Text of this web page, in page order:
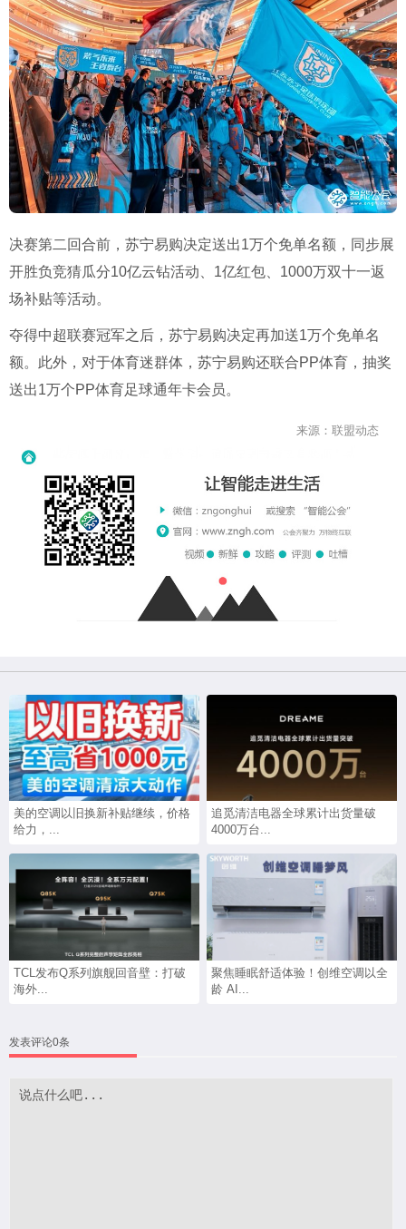
决赛第二回合前，苏宁易购决定送出1万个免单名额，同步展
开胜负竞猜瓜分10亿云钻活动、 1亿红包、 1000万双十一返
场补贴等活动。
夺得中超联赛冠军之后，苏宁易购决定再加送1万个免单名
额。此外，对于体育迷群体，苏宁易购还联合PP体育，抽奖
送出1万个PP体育足球通年卡会员。
来源：联盟动态
美的空调以旧换新补贴继续，价格
给力，...
追觅清洁电器全球累计出货量破
4000万台...
TCL发布Q系列旗舰回音壁：打破
海外...
聚焦睡眠舒适体验！创维空调以全
龄 AI...
发表评论0条